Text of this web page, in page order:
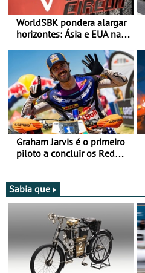
WorldSBK pondera alargar
horizontes: Ásia e EUA na
Graham Jarvis é o primeiro
piloto a concluir os Red
Sabia que